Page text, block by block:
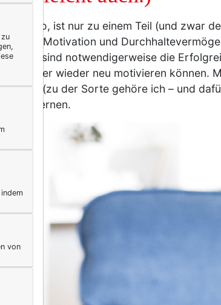
so, ist nur zu einem Teil (und zwar
von Motivation und
sind notwendigerweise die
immer wieder neu motivieren können.
gelegt (zu der Sorte gehöre ich – und
erst lernen.
von